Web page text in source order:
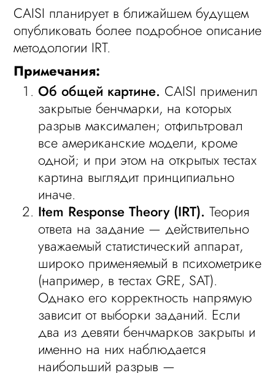
CAISI планирует в ближайшем будущем
опубликовать более подробное описание
методологии IRT.
Примечания:
Об общей картине. CAISI применил
закрытые бенчмарки, на которых
разрыв максимален; отфильтровал
все американские модели, кроме
одной; и при этом на открытых тестах
картина выглядит принципиально
иначе.
Item Response Theory (IRT). Теория
ответа на задание — действительно
уважаемый статистический аппарат,
широко применяемый в психометрике
(например, в тестах GRE, SAT).
Однако его корректность напрямую
зависит от выборки заданий. Если
два из девяти бенчмарков закрыты и
именно на них наблюдается
наибольший разрыв —